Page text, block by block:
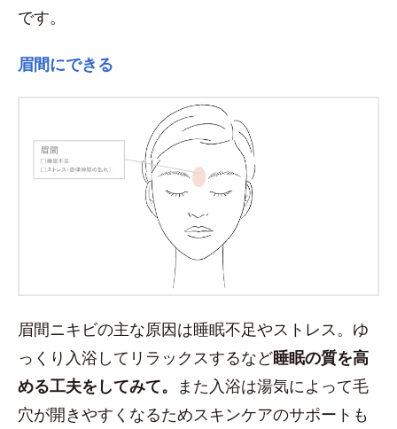
です。
眉間にできる
眉間ニキビの主な原因は睡眠不足やストレス。ゆ
っくり入浴してリラックスするなど睡眠の質を高
める工夫をしてみて。 また入浴は湯気によって毛
穴が開きやすくなるためスキンケアのサポートも